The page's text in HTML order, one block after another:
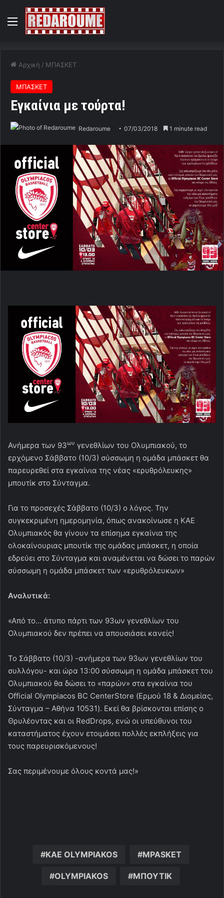
Menu
Αρχική / ΜΠΑΣΚΕΤ
ΜΠΑΣΚΕΤ
Εγκαίνια με τούρτα!
Redaroume 07/03/2018 1 minute read
Ανήμερα των 93ων γενεθλίων του Ολυμπιακού, το
ερχόμενο Σάββατο (10/3) σύσσωμη η ομάδα μπάσκετ θα
παρευρεθεί στα εγκαίνια της νέας «ερυθρόλευκης»
μπουτίκ στο Σύνταγμα.
Για το προσεχές Σάββατο (10/3) ο λόγος. Την
συγκεκριμένη ημερομηνία, όπως ανακοίνωσε η ΚΑΕ
Ολυμπιακός θα γίνουν τα επίσημα εγκαίνια της
ολοκαίνουριας μπουτίκ της ομάδας μπάσκετ, η οποία
εδρεύει στο Σύνταγμα και αναμένεται να δώσει το παρών
σύσσωμη η ομάδα μπάσκετ των «ερυθρόλευκων»
Αναλυτικά:
«Από το… άτυπο πάρτι των 93ων γενεθλίων του
Ολυμπιακού δεν πρέπει να απουσιάσει κανείς!
Το Σάββατο (10/3) -ανήμερα των 93ων γενεθλίων του
συλλόγου- και ώρα 13:00 σύσσωμη η ομάδα μπάσκετ του
Ολυμπιακού θα δώσει το «παρών» στα εγκαίνια του
Official Olympiacos BC CenterStore (Ερμού 18 & Διομείας,
Σύνταγμα – Αθήνα 10531). Εκεί θα βρίσκονται επίσης ο
Θρυλέοντας και οι RedDrops, ενώ οι υπεύθυνοι του
καταστήματος έχουν ετοιμάσει πολλές εκπλήξεις για
τους παρευρισκόμενους!
Σας περιμένουμε όλους κοντά μας!»
KAE OLYMPIAKOS MPASKET
OLYMPIAKOS ΜΠΟΥΤΙΚ